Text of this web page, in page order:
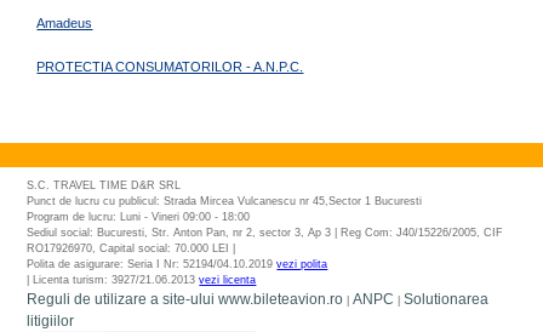
Amadeus
PROTECTIA CONSUMATORILOR - A.N.P.C.
S.C. TRAVEL TIME D&R SRL
Punct de lucru cu publicul: Strada Mircea Vulcanescu nr 45,Sector 1 Bucuresti
Program de lucru: Luni - Vineri 09:00 - 18:00
Sediul social: Bucuresti, Str. Anton Pan, nr 2, sector 3, Ap 3 | Reg Com: J40/15226/2005, CIF
RO17926970, Capital social: 70.000 LEI |
Polita de asigurare: Seria I Nr: 52194/04.10.2019vezi polita
| Licenta turism: 3927/21.06.2013vezi licenta
Reguli de utilizare a site-ului www.bileteavion.ro |ANPC |Solutionarea
litigiilor